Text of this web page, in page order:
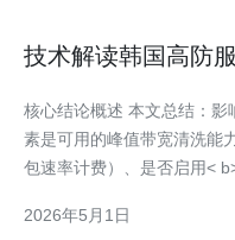
技术解读韩国高防
核心结论概述 本文总结：影响< b>韩国高防服务器价格的主要因
素是可用的峰值带宽清洗能
包速率计费）、是否启用<
讯电讯作为有本地节点与专
2026年5月1日